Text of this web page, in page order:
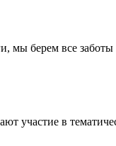
берем все заботы
участие в